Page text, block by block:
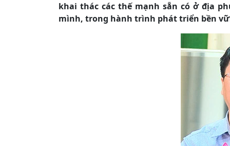
khai thác các thế mạnh sẵn có ở địa
mình, trong hành trình phát triển bền